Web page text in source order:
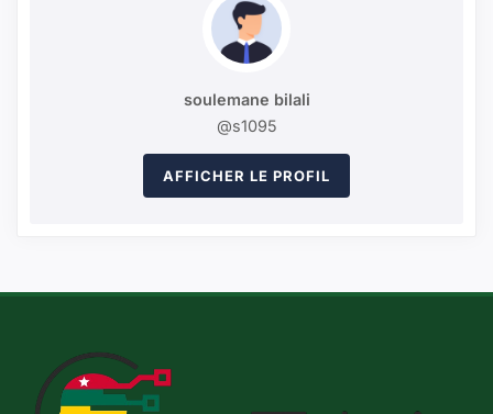
soulemane bilali
@s1095
AFFICHER LE PROFIL